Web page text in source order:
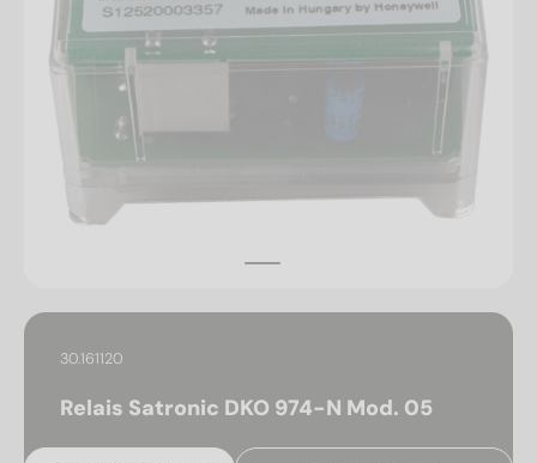
30.161120
Relais Satronic DKO 974-N Mod. 05